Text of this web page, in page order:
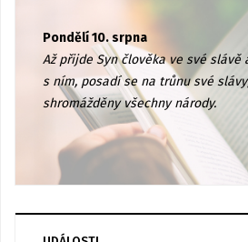
Pondělí 10. srpna
Až přijde Syn člověka ve své slávě
s ním, posadí se na trůnu své
shromážděny všechny národy.